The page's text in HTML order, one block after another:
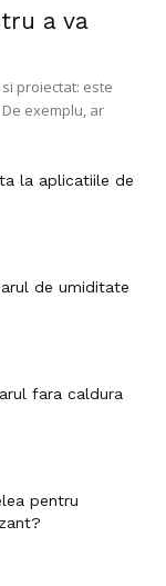
a va
proiectat: este
exemplu, ar
la aplicatiile de
de umiditate
fara caldura
pentru